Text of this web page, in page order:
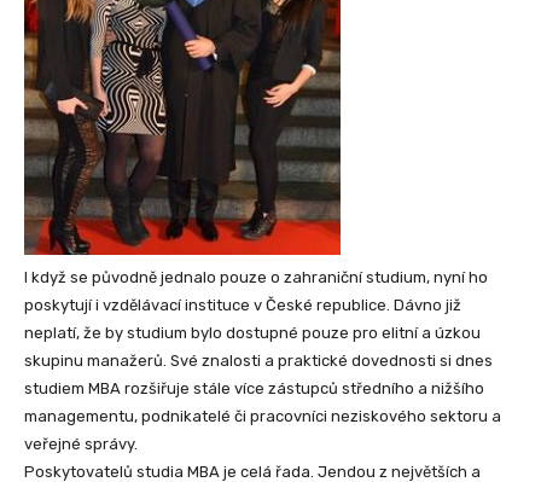
I když se původně jednalo pouze o zahraniční studium, nyní ho
poskytují i vzdělávací instituce v České republice. Dávno již
neplatí, že by studium bylo dostupné pouze pro elitní a úzkou
skupinu manažerů. Své znalosti a praktické dovednosti si dnes
studiem MBA rozšiřuje stále více zástupců středního a nižšího
managementu, podnikatelé či pracovníci neziskového sektoru a
veřejné správy.
Poskytovatelů studia MBA je celá řada. Jendou z největších a